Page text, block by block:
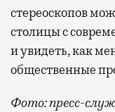
стереоскопов
столицы с
и увидеть, как
общественные
Фото: пресс-